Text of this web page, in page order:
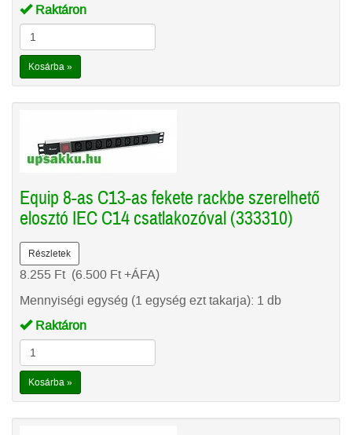
Raktáron
Kosárba »
Equip 8-as C13-as fekete rackbe szerelhető
elosztó IEC C14 csatlakozóval (333310)
Részletek
8.255 Ft(6.500 Ft+ÁFA)
Mennyiségi egység (1 egység ezt takarja): 1 db
Raktáron
Kosárba »